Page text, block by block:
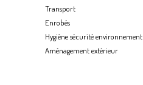
Transport
Enrobés
Hygiène sécurité environnement
Aménagement extérieur